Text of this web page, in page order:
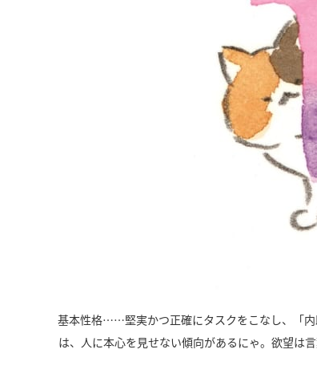
基本性格……堅実かつ正確にタスクをこなし、「
は、人に本心を見せない傾向があるにゃ。欲望は